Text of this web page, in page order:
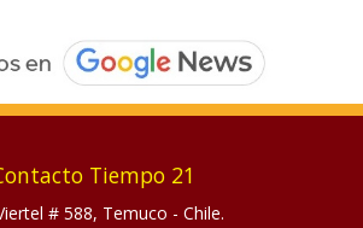
Tiempo 21
# 588, Temuco - Chile.